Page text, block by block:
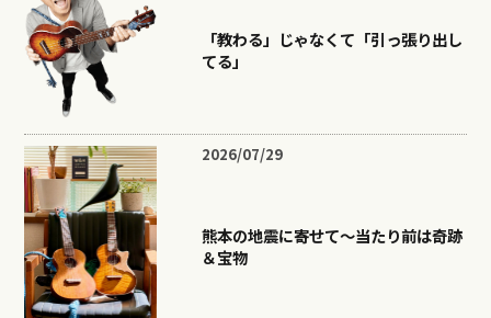
「教わる」じゃなくて「引っ張り出し
てる」
2026/07/29
熊本の地震に寄せて〜当たり前は奇跡
＆宝物